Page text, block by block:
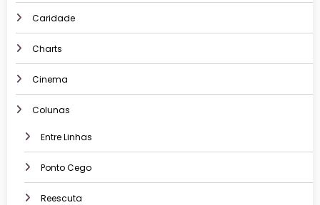
Caridade
Charts
Cinema
Colunas
Entre Linhas
Ponto Cego
Reescuta